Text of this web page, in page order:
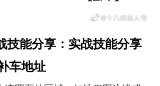
技能分享：实战技能分享
车地址